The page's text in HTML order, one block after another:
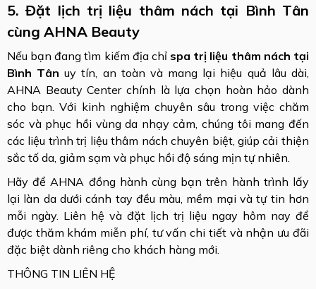
5. Đặt lịch trị liệu thâm nách tại Bình Tân
cùng AHNA Beauty
Nếu bạn đang tìm kiếm địa chỉspa trị liệu thâm nách tại
Bình Tân uy tín, an toàn và mang lại hiệu quả lâu dài,
AHNA Beauty Center chính là lựa chọn hoàn hảo dành
cho bạn. Với kinh nghiệm chuyên sâu trong việc chăm
sóc và phục hồi vùng da nhạy cảm, chúng tôi mang đến
các liệu trình trị liệu thâm nách chuyên biệt, giúp cải thiện
sắc tố da, giảm sạm và phục hồi độ sáng mịn tự nhiên.
Hãy để AHNA đồng hành cùng bạn trên hành trình lấy
lại làn da dưới cánh tay đều màu, mềm mại và tự tin hơn
mỗi ngày. Liên hệ và đặt lịch trị liệu ngay hôm nay để
được thăm khám miễn phí, tư vấn chi tiết và nhận ưu đãi
đặc biệt dành riêng cho khách hàng mới.
THÔNG TIN LIÊN HỆ